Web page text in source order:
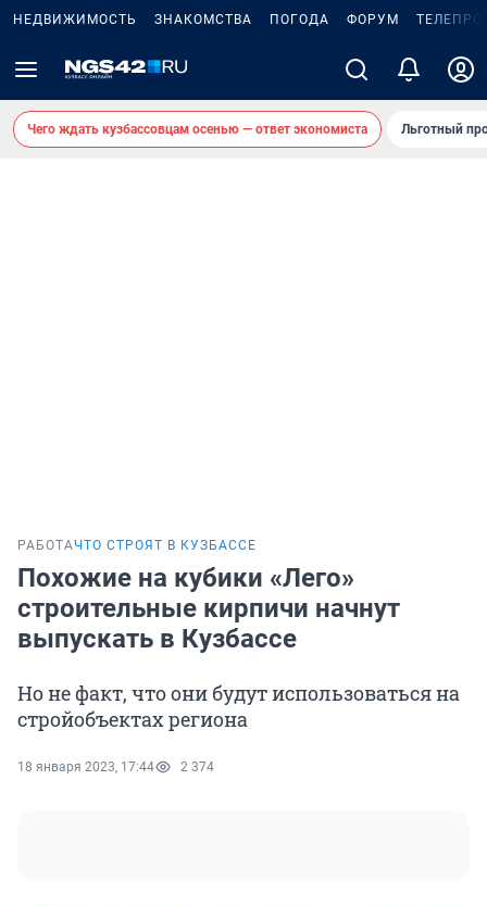
НЕДВИЖИМОСТЬ ЗНАКОМСТВА ПОГОДА ФОРУМ
Чего ждать кузбассовцам осенью — ответ экономиста Льготный
РАБОТАЧТО СТРОЯТ В КУЗБАССЕ
Похожие на кубики «Лего»
строительные кирпичи начнут
выпускать в Кузбассе
Но не факт, что они будут использоваться на
стройобъектах региона
18 января 2023, 17:44 2 374